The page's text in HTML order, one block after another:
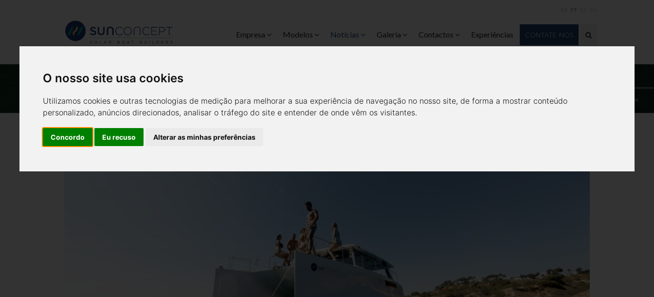
O nosso site usa cookies
Utilizamos cookies e outras tecnologias de medição para melhorar a sua experiência de navegação no nosso site, de forma a mostrar conteúdo
personalizado, anúncios direcionados, analisar o tráfego do site e entender de onde vêm os visitantes.
Concordo Eu recuso Alterar as minhas preferências
Empresa Modelos Notícias Galeria Contactos Experiências CONTATE-NOS
PT
O CAT 12.0 LOUNGE JÁ CHEGOU ÀS CARAÍBAS.
Notícias Todas